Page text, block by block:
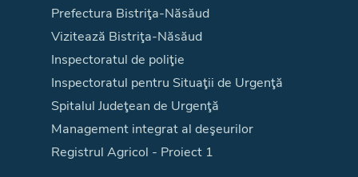
Prefectura Bistriţa-Năsăud
Vizitează Bistriţa-Năsăud
Inspectoratul de poliţie
Inspectoratul pentru Situaţii de Urgenţă
Spitalul Judeţean de Urgenţă
Management integrat al deşeurilor
Registrul Agricol - Proiect 1